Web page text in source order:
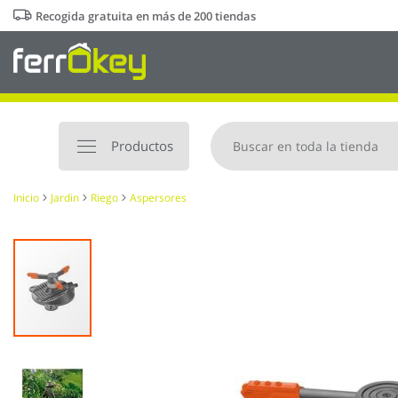
Ir
al
contenido
Recogida gratuita en más de 200 tiendas
Productos
Inicio Jardin Riego Aspersores
Saltar
final
galería
imágenes